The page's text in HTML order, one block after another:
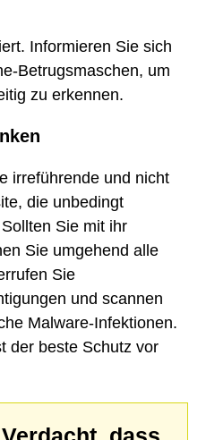
Informieren Sie sich
Betrugsmaschen, um
zu erkennen.
irreführende und nicht
die unbedingt
Sie mit ihr
Sie umgehend alle
Sie
und scannen
Malware-Infektionen.
der beste Schutz vor